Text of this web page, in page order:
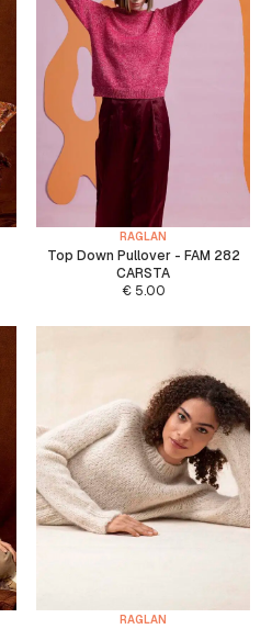
RAGLAN
Top Down Pullover - FAM 282
CARSTA
€5.00
RAGLAN